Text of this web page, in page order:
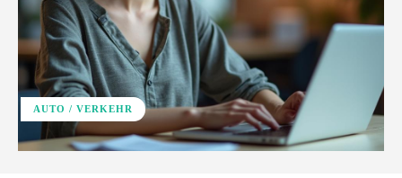
AUTO / VERKEHR